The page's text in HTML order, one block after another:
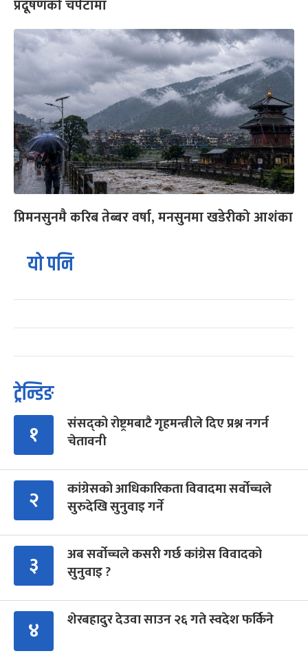
प्रदूषणको चपेटामा
प्रिमनसुनमै करिब तेब्बर वर्षा, मनसुनमा खडेरीको आशंका
यो पनि
ट्रेन्डिङ
१
संसद्को रोष्ट्रमबाटै गृहमन्त्रीले दिए प्रश्न नगर्न
चेतावनी
२
कांग्रेसको आधिकारिकता विवादमा सर्वोच्चले
सुरुदेखि सुनुवाइ गर्ने
३
अब सर्वोच्चले कसरी गर्छ कांग्रेस विवादको
सुनुवाइ ?
४ शेरबहादुर देउवा साउन २६ गते स्वदेश फर्किने